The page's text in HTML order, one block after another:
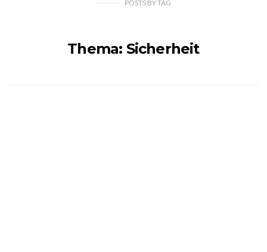
POSTS BYTAG
Thema: Sicherheit